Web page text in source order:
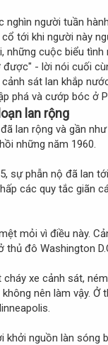
nghìn người tuần
tới khi người này
những cuộc biểu
- lời nói cuối
phá và cướp bóc ở
lan rộng
lan rộng và gần
những năm 1960.
sự phẫn nộ đã lan
các quy tắc giãn
mỏi vì điều này.
thủ đô Washington
xe cảnh sát,
nên làm vậy.
khởi nguồn làn sóng